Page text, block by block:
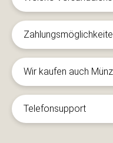
Wir kaufen auch
Telefonsupport